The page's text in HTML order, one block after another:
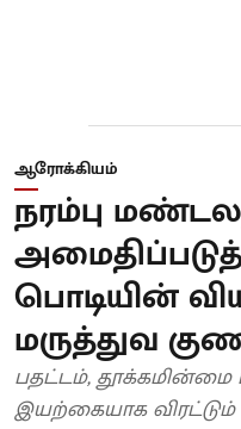
ஆரோக்கியம்
நரம்பு
பொடியின்
மருத்துவ
பதட்டம், தூக்கமின்மை
இயற்கையாக